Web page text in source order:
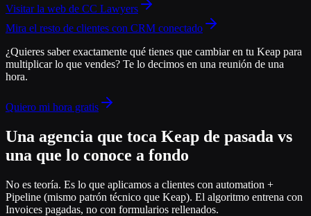
Visitar la web de CC Lawyers
Mira el resto de clientes con CRM conectado
¿Quieres saber exactamente qué tienes que cambiar en tu Keap para
multiplicar lo que vendes? Te lo decimos en una reunión de una
hora.
Quiero mi hora gratis
Una agencia que toca Keap de pasada vs
una que lo conoce a fondo
No es teoría. Es lo que aplicamos a clientes con automation +
Pipeline (mismo patrón técnico que Keap). El algoritmo entrena con
Invoices pagadas, no con formularios rellenados.